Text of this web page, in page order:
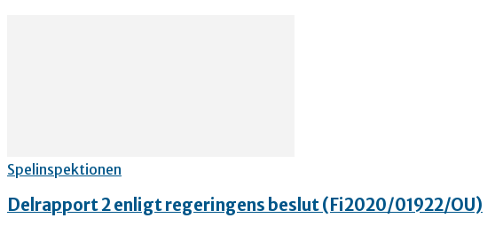
Spelinspektionen
Delrapport 2 enligt regeringens beslut (Fi2020/01922/OU)